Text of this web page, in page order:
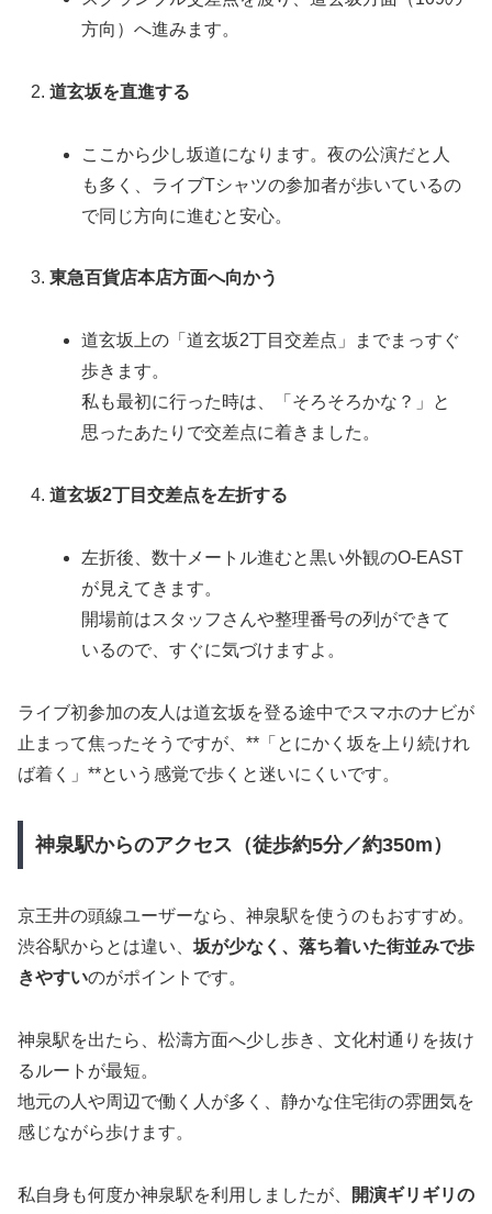
方向）へ進みます。
道玄坂を直進する
ここから少し坂道になります。夜の公演だと人
も多く、ライブTシャツの参加者が歩いているの
で同じ方向に進むと安心。
東急百貨店本店方面へ向かう
道玄坂上の「道玄坂2丁目交差点」までまっすぐ
歩きます。
私も最初に行った時は、「そろそろかな？」と
思ったあたりで交差点に着きました。
道玄坂2丁目交差点を左折する
左折後、数十メートル進むと黒い外観のO-EAST
が見えてきます。
開場前はスタッフさんや整理番号の列ができて
いるので、すぐに気づけますよ。
ライブ初参加の友人は道玄坂を登る途中でスマホのナビが
止まって焦ったそうですが、**「とにかく坂を上り続けれ
ば着く」**という感覚で歩くと迷いにくいです。
神泉駅からのアクセス（徒歩約5分／約350m）
京王井の頭線ユーザーなら、神泉駅を使うのもおすすめ。
渋谷駅からとは違い、 坂が少なく、落ち着いた街並みで歩
きやすいのがポイントです。
神泉駅を出たら、松濤方面へ少し歩き、文化村通りを抜け
るルートが最短。
地元の人や周辺で働く人が多く、静かな住宅街の雰囲気を
感じながら歩けます。
私自身も何度か神泉駅を利用しましたが、
開演ギリギリの